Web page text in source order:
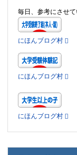
毎日、参考にさせ
にほんブログ村
にほんブログ村
にほんブログ村